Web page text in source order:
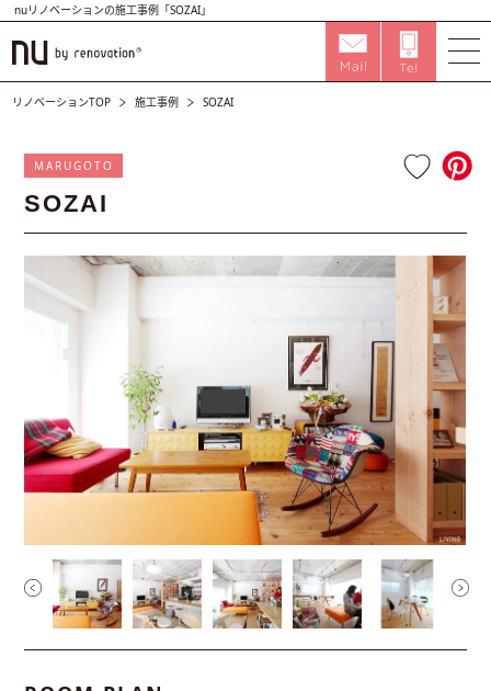
nuリノベーションの施工事例「SOZAI」
リノベーションTOP 施工事例 SOZAI
MARUGOTO
SOZAI